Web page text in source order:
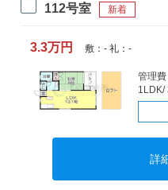
112号室 新着
3.3万円 敷：- 礼：-
管理費
1LDK/
詳